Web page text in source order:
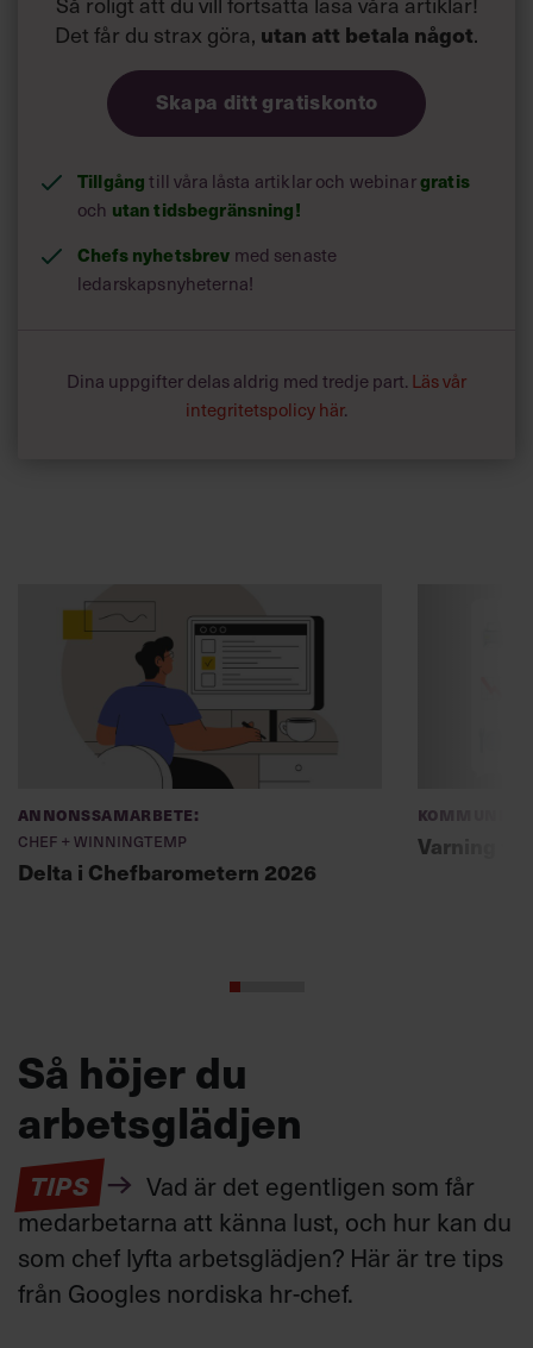
Det får du strax göra, utan att betala något.
Skapa ditt gratiskonto
Tillgångtill våra låsta artiklar och webinargratis
och utan tidsbegränsning!
Chefs nyhetsbrev med senaste
ledarskapsnyheterna!
Dina uppgifter delas aldrig med tredje part. Läs vår
integritetspolicy här.
Annonssamarbete:
Chef + Winningtemp
Delta i Chefbarometern 2026
Varning
Så höjer du
arbetsglädjen
TIPS
Vad är det egentligen som får
medarbetarna att känna lust, och hur kan du
som chef lyfta arbetsglädjen? Här är tre tips
från Googles nordiska hr-chef.